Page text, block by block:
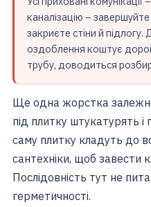
каналізацію –
закриєте стіни й підлогу.
оздоблення коштує
трубу, доводиться
Ще одна жорстка
під плитку штукатурять
саму плитку кладуть до
сантехніки, щоб завести
Послідовність тут не
герметичності.